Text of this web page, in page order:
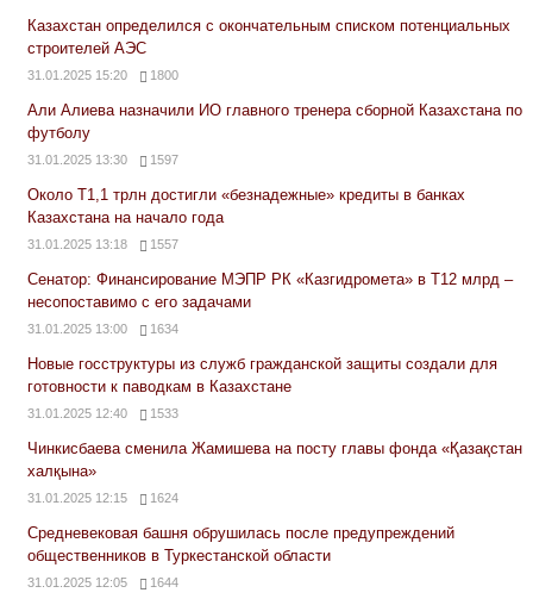
Казахстан определился с окончательным списком потенциальных
строителей АЭС
31.01.2025 15:20 1800
Али Алиева назначили ИО главного тренера сборной Казахстана по
футболу
31.01.2025 13:30 1597
Около Т1,1 трлн достигли «безнадежные» кредиты в банках
Казахстана на начало года
31.01.2025 13:18 1557
Сенатор: Финансирование МЭПР РК «Казгидромета» в Т12 млрд –
несопоставимо с его задачами
31.01.2025 13:00 1634
Новые госструктуры из служб гражданской защиты создали для
готовности к паводкам в Казахстане
31.01.2025 12:40 1533
Чинкисбаева сменила Жамишева на посту главы фонда «Қазақстан
халқына»
31.01.2025 12:15 1624
Средневековая башня обрушилась после предупреждений
общественников в Туркестанской области
31.01.2025 12:05 1644